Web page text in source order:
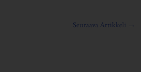
Seuraava Artikkeli →